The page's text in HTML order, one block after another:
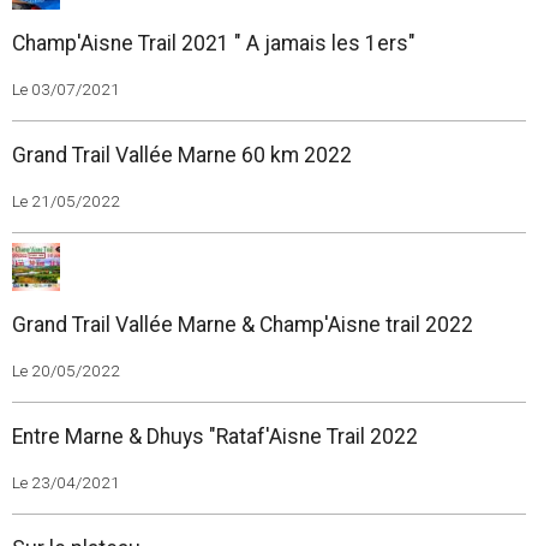
Champ'Aisne Trail 2021 " A jamais les 1ers"
Le 03/07/2021
Grand Trail Vallée Marne 60 km 2022
Le 21/05/2022
Grand Trail Vallée Marne & Champ'Aisne trail 2022
Le 20/05/2022
Entre Marne & Dhuys "Rataf'Aisne Trail 2022
Le 23/04/2021